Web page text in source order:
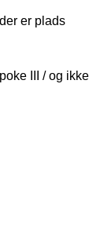
er plads
III / og ikke